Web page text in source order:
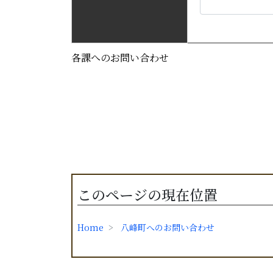
各課へのお問い合わせ
このページの現在位置
Home 八峰町へのお問い合わせ